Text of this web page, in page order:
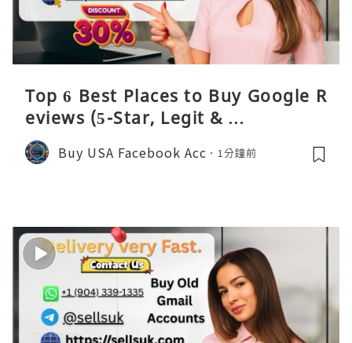
Top 6 Best Places to Buy Google R
eviews (5-Star, Legit & …
Buy USA Facebook Acc 1分鐘前